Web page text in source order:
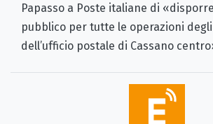
Papasso a Poste italiane di
pubblico per tutte le operazioni
dell’ufficio postale di Cassano